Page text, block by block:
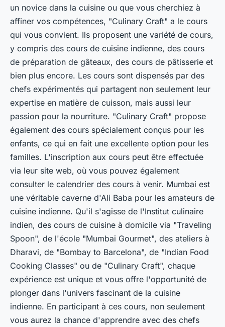
un novice dans la cuisine ou que vous cherchiez à
affiner vos compétences, "Culinary Craft" a le cours
qui vous convient. Ils proposent une variété de cours,
y compris des cours de cuisine indienne, des cours
de préparation de gâteaux, des cours de pâtisserie et
bien plus encore. Les cours sont dispensés par des
chefs expérimentés qui partagent non seulement leur
expertise en matière de cuisson, mais aussi leur
passion pour la nourriture. "Culinary Craft" propose
également des cours spécialement conçus pour les
enfants, ce qui en fait une excellente option pour les
familles. L'inscription aux cours peut être effectuée
via leur site web, où vous pouvez également
consulter le calendrier des cours à venir. Mumbai est
une véritable caverne d'Ali Baba pour les amateurs de
cuisine indienne. Qu'il s'agisse de l'Institut culinaire
indien, des cours de cuisine à domicile via "Traveling
Spoon", de l'école "Mumbai Gourmet", des ateliers à
Dharavi, de "Bombay to Barcelona", de "Indian Food
Cooking Classes" ou de "Culinary Craft", chaque
expérience est unique et vous offre l'opportunité de
plonger dans l'univers fascinant de la cuisine
indienne. En participant à ces cours, non seulement
vous aurez la chance d'apprendre avec des chefs